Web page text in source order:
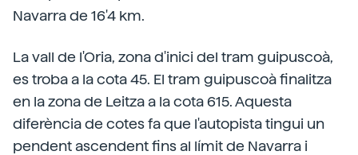
Navarra de 16'4 km.
La vall de l'Oria, zona d'inici del tram guipuscoà,
es troba a la cota 45. El tram guipuscoà finalitza
en la zona de Leitza a la cota 615. Aquesta
diferència de cotes fa que l'autopista tingui un
pendent ascendent fins al límit de Navarra i